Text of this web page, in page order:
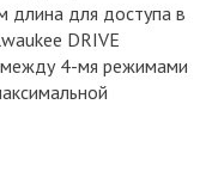
для доступа в
DRIVE
между 4-мя режимами